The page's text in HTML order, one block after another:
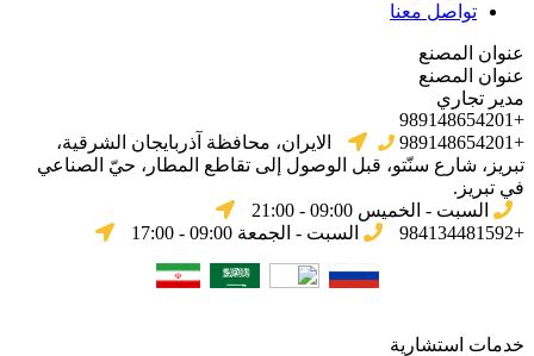
تواصل معنا
عنوان المصنع
عنوان المصنع
مدير تجاري
+989148654201
+989148654201
الایران، محافظة آذربایجان الشرقیة،
تبریز، شارع سنّتو، قبل الوصول إلى تقاطع المطار، حيّ الصناعي
في تبریز.
السبت - الخميس 09:00 - 21:00
+984134481592
السبت - الجمعة 09:00 - 17:00
خدمات استشارية